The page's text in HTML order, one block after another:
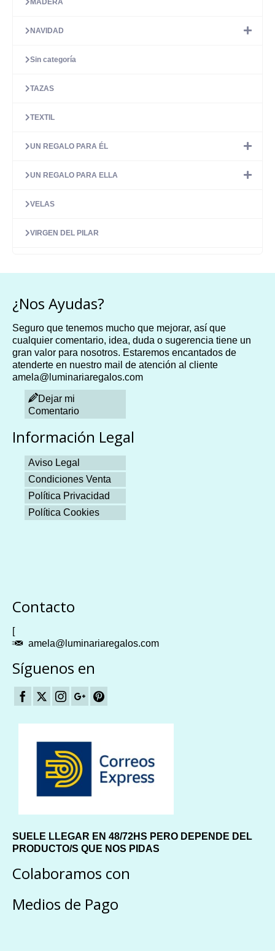
MADERA
NAVIDAD
Sin categoría
TAZAS
TEXTIL
UN REGALO PARA ÉL
UN REGALO PARA ELLA
VELAS
VIRGEN DEL PILAR
¿Nos Ayudas?
Seguro que tenemos mucho que mejorar, así que
cualquier comentario, idea, duda o sugerencia tiene un
gran valor para nosotros. Estaremos encantados de
atenderte en nuestro mail de atención al cliente
amela@luminariaregalos.com
Dejar mi
Comentario
Información Legal
Aviso Legal
Condiciones Venta
Política Privacidad
Política Cookies
Contacto
[
amela@luminariaregalos.com
Síguenos en
SUELE LLEGAR EN 48/72HS PERO DEPENDE DEL
PRODUCTO/S QUE NOS PIDAS
Colaboramos con
Medios de Pago